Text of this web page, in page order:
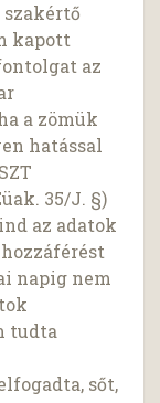
kapott
az
a zömük
hatással
35/J. §)
az adatok
napig nem
tudta
sőt,